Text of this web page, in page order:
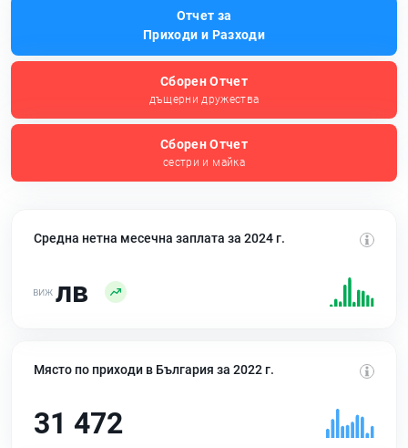
Отчет за
Приходи и Разходи
Сборен Отчет
дъщерни дружества
Сборен Отчет
сестри и майка
Средна нетна месечна заплата за 2024 г.
лв
Място по приходи в България за 2022 г.
31 472